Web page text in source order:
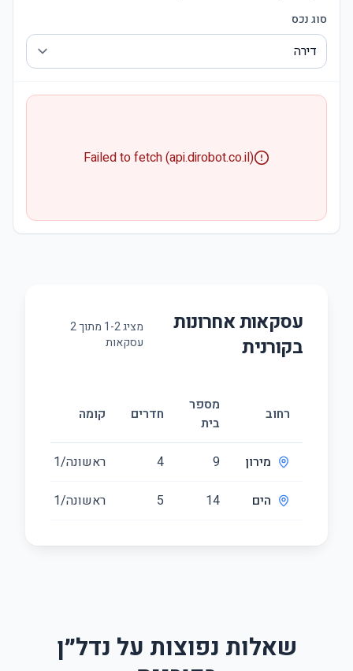
סוג נכס
Failed to fetch (api.dirobot.co.il)
עסקאות אחרונות
בקורנית
מציג 1-2 מתוך2
עסקאות
רחוב
מספר
בית
חדרים קומה
מירון 9
4 ראשונה/1
הים 14
5 ראשונה/1
שאלות נפוצות על נדל״ן